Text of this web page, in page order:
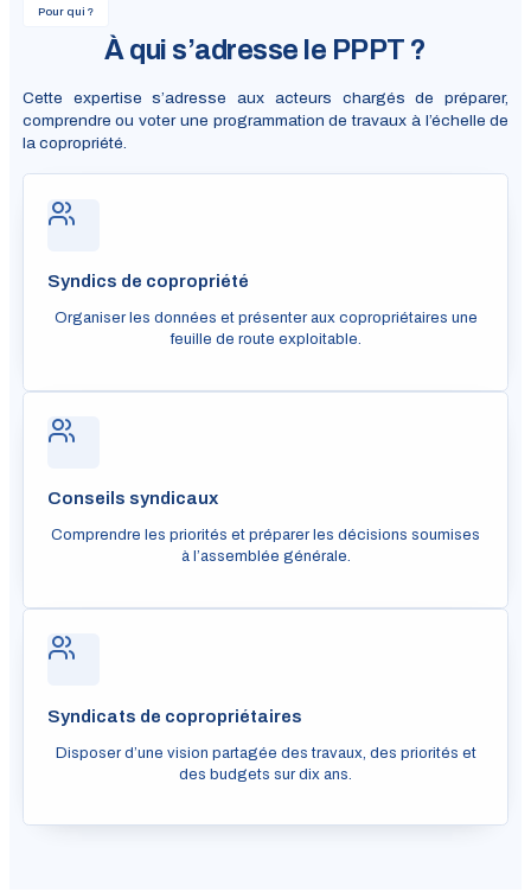
Pour qui ?
À qui s’adresse le PPPT ?
Cette expertise s’adresse aux acteurs chargés de préparer,
comprendre ou voter une programmation de travaux à l’échelle de
la copropriété.
Syndics de copropriété
Organiser les données et présenter aux copropriétaires une
feuille de route exploitable.
Conseils syndicaux
Comprendre les priorités et préparer les décisions soumises
à l’assemblée générale.
Syndicats de copropriétaires
Disposer d’une vision partagée des travaux, des priorités et
des budgets sur dix ans.